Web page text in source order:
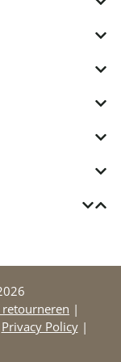
retourneren |
Privacy Policy|